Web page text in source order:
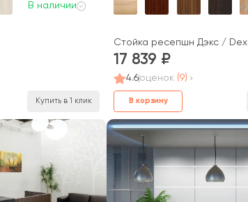
В наличии
Купить в 1 клик
Стойка ресепшн Дэкс / Dex
17 839
4.6оценок (9)
В корзину